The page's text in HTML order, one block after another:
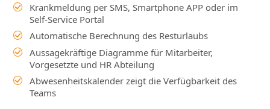
Krankmeldung per SMS, Smartphone APP oder im
Self-Service Portal
Automatische Berechnung des Resturlaubs
Aussagekräftige Diagramme für Mitarbeiter,
Vorgesetzte und HR Abteilung
Abwesenheitskalender zeigt die Verfügbarkeit des
Teams